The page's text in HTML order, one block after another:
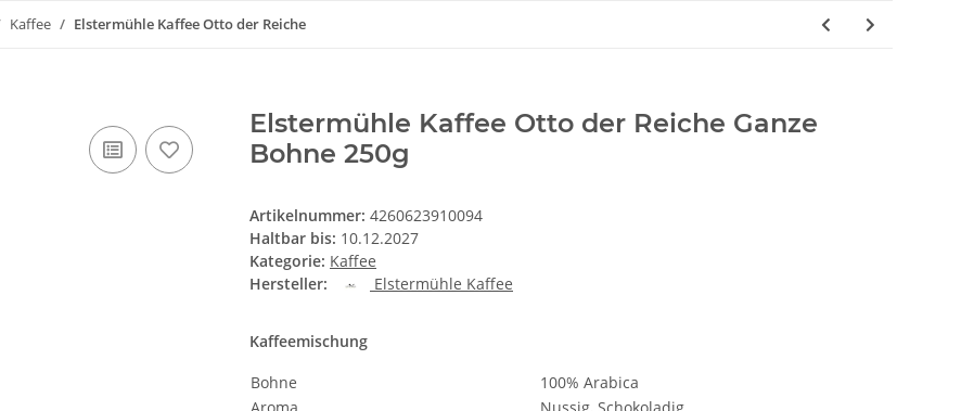
Kaffee Elstermühle Kaffee Otto der Reiche
Elstermühle Kaffee Otto der Reiche Ganze
Bohne 250g
Artikelnummer: 4260623910094
Haltbar bis: 10.12.2027
Kategorie: Kaffee
Hersteller:
Elstermühle Kaffee
Kaffeemischung
Bohne
100% Arabica